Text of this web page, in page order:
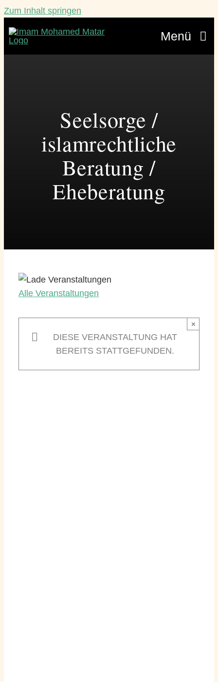
Zum Inhalt springen
Menü
Über mich
Werde ein Teil
Blätterbündel
Kontakt
Seelsorge /
islamrechtliche
Beratung /
Eheberatung
Alle Veranstaltungen
DIESE VERANSTALTUNG HAT
BEREITS STATTGEFUNDEN.
×